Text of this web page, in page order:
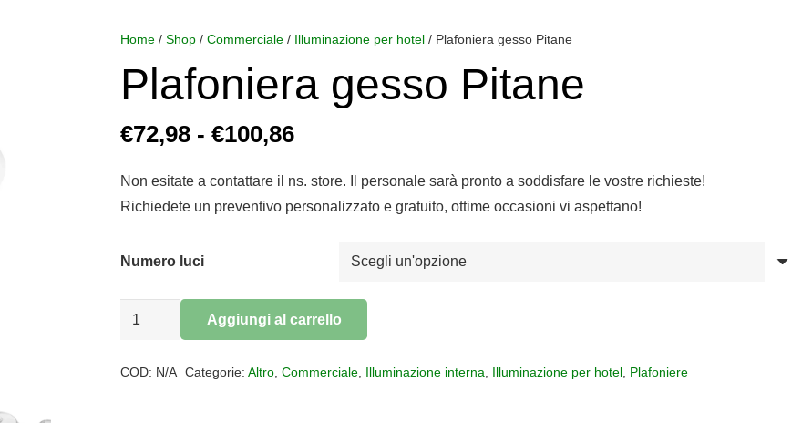
Home /Shop /Commerciale / Illuminazione per hotel / Plafoniera gesso Pitane
Plafoniera gesso Pitane
€72,98 - €100,86Fascia
prezzo:
da
Non esitate a contattare il ns. store. Il personale sarà pronto a soddisfare le vostre richieste!
Richiedete un preventivo personalizzato e gratuito, ottime occasioni vi aspettano!
Numero luci
Plafoniera
Aggiungi al carrello
COD: N/A Categorie: Altro, Commerciale, Illuminazione interna Illuminazione per hotel, Plafoniere